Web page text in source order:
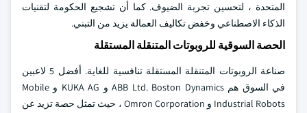
المتحدة ، لتحسين تجربة الضيوف. كما أن تشجيع الحكومة لتقنيات
الذكاء الاصطناعي وخفض تكاليف العمالة يزيد من التبني.
الحصة السوقية للروبوتات المتنقلة المستقلة
صناعة الروبوتات المتنقلة المستقلة تنافسية للغاية. أفضل 5 لاعبين
في السوق هم ABB Ltd. Boston Dynamics و KUKA AG و Mobile
Industrial Robots و Omron Corporation ، حيث تمثل حصة تزيد عن